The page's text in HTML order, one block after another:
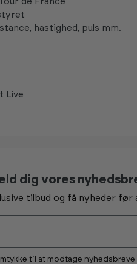
hastighed, puls mm.
Live
dig vores
tilbud og få nyheder før
til at modtage